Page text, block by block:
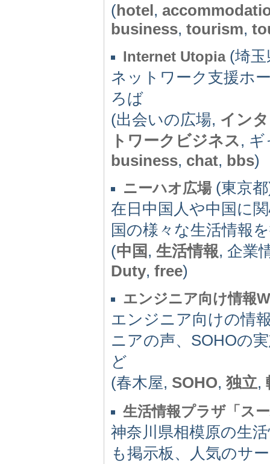
(hotel,
business, tourism,
Internet Utopia(埼玉
ネットワーク支援ホ
ろば
(出会いの広場, イン
トワークビジネス,
business, chat, bbs)
ニーハオ広場(東京都
在日中国人や中国に
国の様々な生活情報
(中国 , 生活情報, 企業
Duty, free)
エンジニア向け情報
エンジニア向けの情
ニアの声、SOHOの
ど
(春木屋, SOHO, 独立,
生活情報プラザ「ス
神奈川県相模原の生
も掲示板、人気のサ